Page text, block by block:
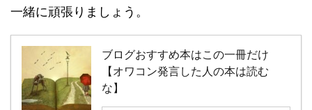
一緒に頑張りましょう。
ブログおすすめ本はこの一冊だけ
【オワコン発言した人の本は読む
な】